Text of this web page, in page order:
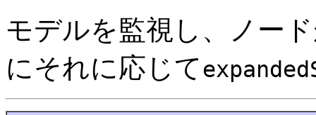
モデルを監視し、ノー
にそれに応じて